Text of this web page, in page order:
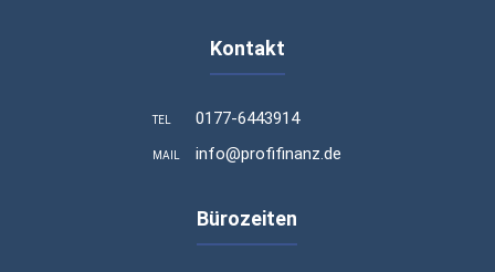
Kontakt
TEL 0177-6443914
MAIL info@profifinanz.de
Bürozeiten